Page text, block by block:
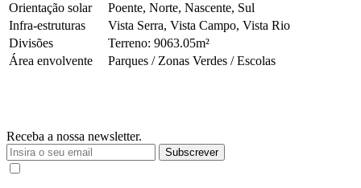
Orientação solar
Poente, Norte, Nascente, Sul
Infra-estruturas
Vista Serra, Vista Campo, Vista Rio
Divisões
Terreno: 9063.05m²
Área envolvente
Parques / Zonas Verdes / Escolas
Receba a nossa newsletter.
Subscrever